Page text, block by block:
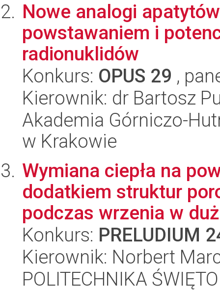
Nowe analogi
powstawaniem i
radionuklidów
Konkurs: OPUS 29 ,
Kierownik: dr Bartosz
Akademia Górniczo-
w Krakowie
Wymiana ciepła na
dodatkiem struktur
podczas wrzenia w
Konkurs: PRELUDIUM
Kierownik: Norbert
POLITECHNIKA